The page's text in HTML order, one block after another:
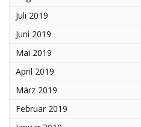
Juli 2019
Juni 2019
Mai 2019
April 2019
März 2019
Februar 2019